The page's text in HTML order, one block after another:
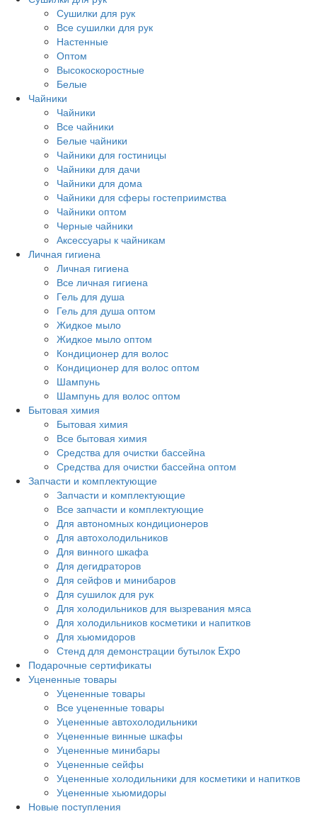
Сушилки для рук
Все сушилки для рук
Настенные
Оптом
Высокоскоростные
Белые
Чайники
Чайники
Все чайники
Белые чайники
Чайники для гостиницы
Чайники для дачи
Чайники для дома
Чайники для сферы гостеприимства
Чайники оптом
Черные чайники
Аксессуары к чайникам
Личная гигиена
Личная гигиена
Все личная гигиена
Гель для душа
Гель для душа оптом
Жидкое мыло
Жидкое мыло оптом
Кондиционер для волос
Кондиционер для волос оптом
Шампунь
Шампунь для волос оптом
Бытовая химия
Бытовая химия
Все бытовая химия
Средства для очистки бассейна
Средства для очистки бассейна оптом
Запчасти и комплектующие
Запчасти и комплектующие
Все запчасти и комплектующие
Для автономных кондиционеров
Для автохолодильников
Для винного шкафа
Для дегидраторов
Для сейфов и минибаров
Для сушилок для рук
Для холодильников для вызревания мяса
Для холодильников косметики и напитков
Для хьюмидоров
Стенд для демонстрации бутылок Expo
Подарочные сертификаты
Уцененные товары
Уцененные товары
Все уцененные товары
Уцененные автохолодильники
Уцененные винные шкафы
Уцененные минибары
Уцененные сейфы
Уцененные холодильники для косметики и напитков
Уцененные хьюмидоры
Новые поступления